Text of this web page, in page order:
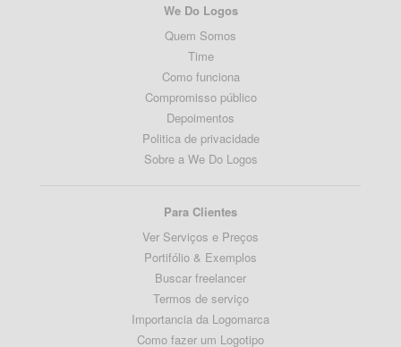
We Do Logos
Quem Somos
Time
Como funciona
Compromisso público
Depoimentos
Politica de privacidade
Sobre a We Do Logos
Para Clientes
Ver Serviços e Preços
Portifólio & Exemplos
Buscar freelancer
Termos de serviço
Importancia da Logomarca
Como fazer um Logotipo